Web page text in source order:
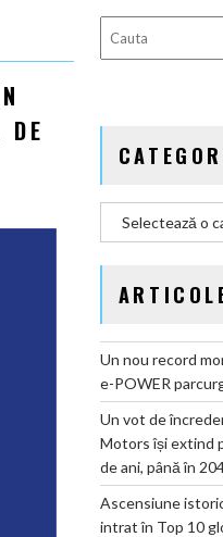
DE
Un nou record
e-POWER
Un vot de
Motors își extind
de ani, până în
Ascensiune
intrat în Top 10